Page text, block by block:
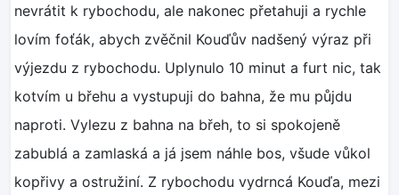
nevrátit k rybochodu, ale nakonec přetahuji a rychle
lovím foťák, abych zvěčnil Kouďův nadšený výraz při
výjezdu z rybochodu. Uplynulo 10 minut a furt nic, tak
kotvím u břehu a vystupuji do bahna, že mu půjdu
naproti. Vylezu z bahna na břeh, to si spokojeně
zabublá a zamlaská a já jsem náhle bos, všude vůkol
kopřivy a ostružiní. Z rybochodu vydrncá Kouďa, mezi